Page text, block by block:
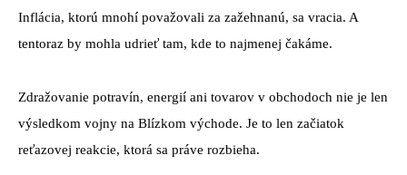
Inflácia, ktorú mnohí považovali za zažehnanú, sa vracia. A
tentoraz by mohla udrieť tam, kde to najmenej čakáme.
Zdražovanie potravín, energií ani tovarov v obchodoch nie je len
výsledkom vojny na Blízkom východe. Je to len začiatok
reťazovej reakcie, ktorá sa práve rozbieha.